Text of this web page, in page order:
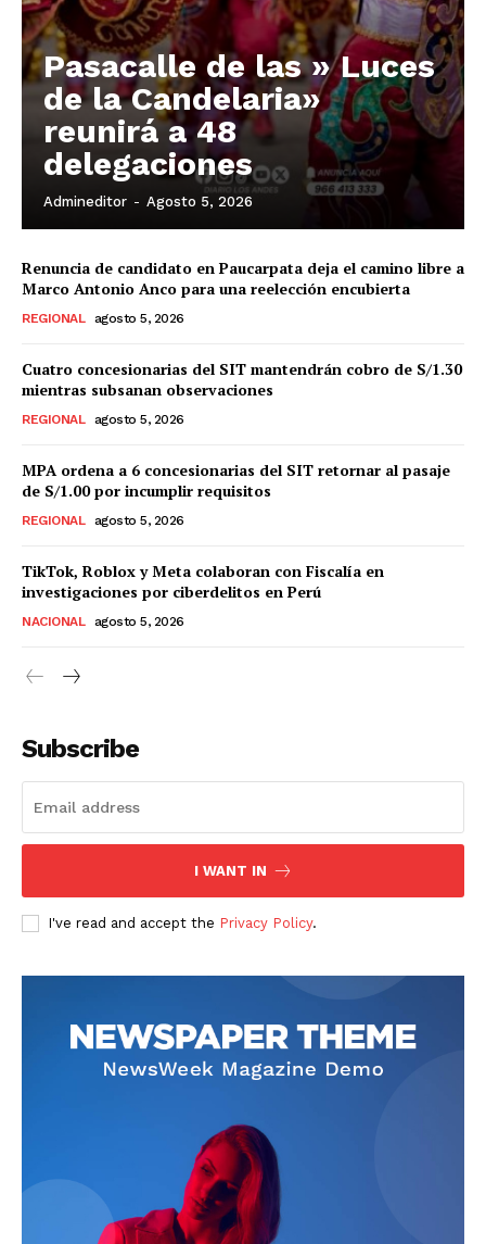
Nosotros
Pasacalle de las » Luces
de la Candelaria»
reunirá a 48
delegaciones
Admineditor - Agosto 5, 2026
Renuncia de candidato en Paucarpata deja el camino libre a
Marco Antonio Anco para una reelección encubierta
REGIONAL agosto 5, 2026
Cuatro concesionarias del SIT mantendrán cobro de S/1.30
mientras subsanan observaciones
REGIONAL agosto 5, 2026
MPA ordena a 6 concesionarias del SIT retornar al pasaje
de S/1.00 por incumplir requisitos
REGIONAL agosto 5, 2026
TikTok, Roblox y Meta colaboran con Fiscalía en
investigaciones por ciberdelitos en Perú
NACIONAL agosto 5, 2026
Subscribe
I WANT IN
I've read and accept the Privacy Policy.